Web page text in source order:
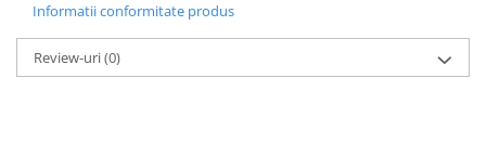
Informatii conformitate produs
Review-uri(0)